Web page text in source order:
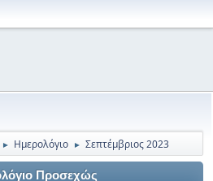
► Ημερολόγιο ► Σεπτέμβριος 2023
Προσεχώς